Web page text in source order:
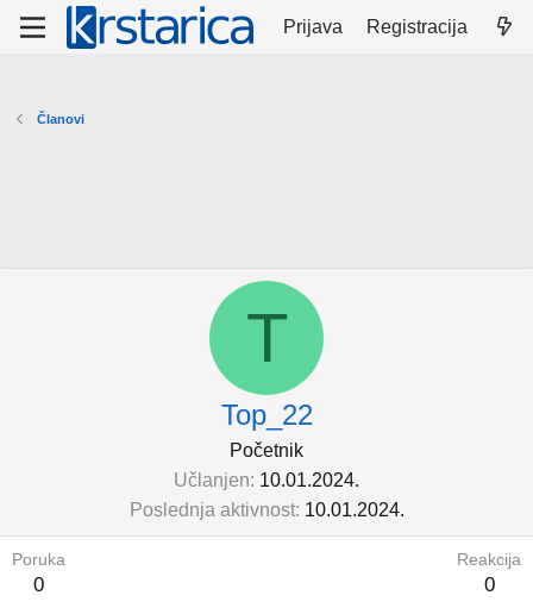
Prijava Registracija
Članovi
T
Top_22
Početnik
Učlanjen 10.01.2024.
Poslednja aktivnost 10.01.2024.
Poruka
0
Reakcija
0